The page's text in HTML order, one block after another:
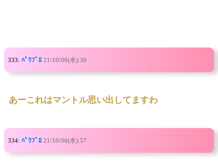
333: ﾊﾟﾜﾌﾟﾛ 21/10/06(水):30
あーこれはマントル思い出してますわ
334: ﾊﾟﾜﾌﾟﾛ 21/10/06(水):57